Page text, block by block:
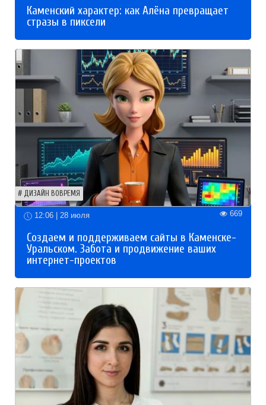
Каменский характер: как Алёна превращает
стразы в пиксели
ДИЗАЙН ВОВРЕМЯ
12:06 | 28 июля 669
Создаем и поддерживаем сайты в Каменске-
Уральском. Забота и продвижение ваших
интернет-проектов